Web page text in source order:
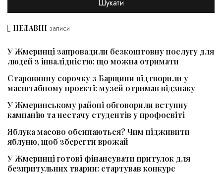
НЕДАВНІ записи
У Жмеринці запровадили безкоштовну послугу для
людей з інвалідністю: що можна отримати
Старовинну сорочку з Барщини відтворили у
масштабному проєкті: музей отримав відзнаку
У Жмеринському районі обговорили вступну
кампанію та нестачу студентів у профосвіті
Яблука масово обсипаються? Чим підживити
яблуню, щоб зберегти врожай
У Жмеринці готові фінансувати притулок для
безпритульних тварин: стартував конкурс